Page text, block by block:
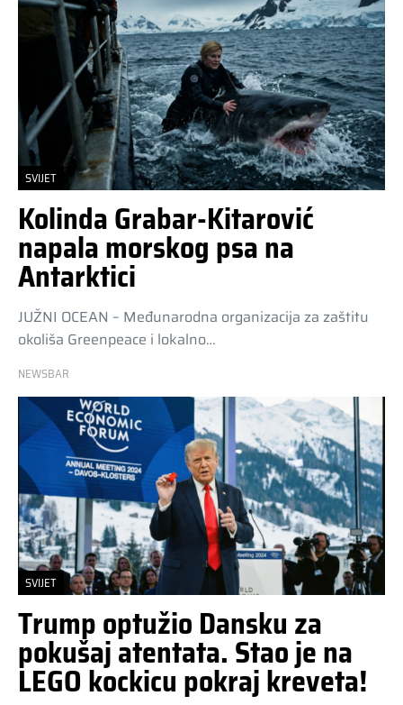
SVIJET
Kolinda Grabar-Kitarović
napala morskog psa na
Antarktici
JUŽNI OCEAN – Međunarodna organizacija za zaštitu
okoliša Greenpeace i lokalno…
NEWSBAR
SVIJET
Trump optužio Dansku za
pokušaj atentata. Stao je na
LEGO kockicu pokraj kreveta!